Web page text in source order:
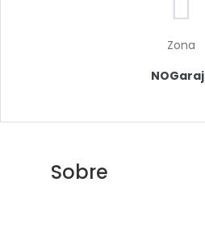
Zona
Sobre